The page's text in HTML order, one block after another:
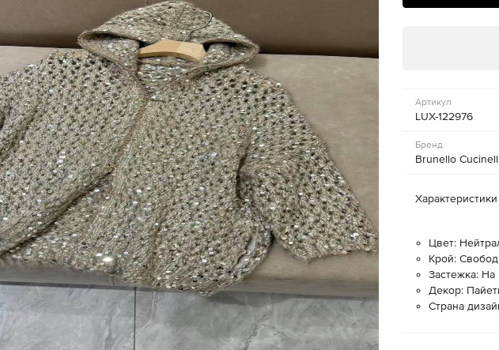
Артикул
LUX-122976
Бренд
Brunello
Характеристики
Цвет:
Крой:
Застежка: На
Декор:
Страна